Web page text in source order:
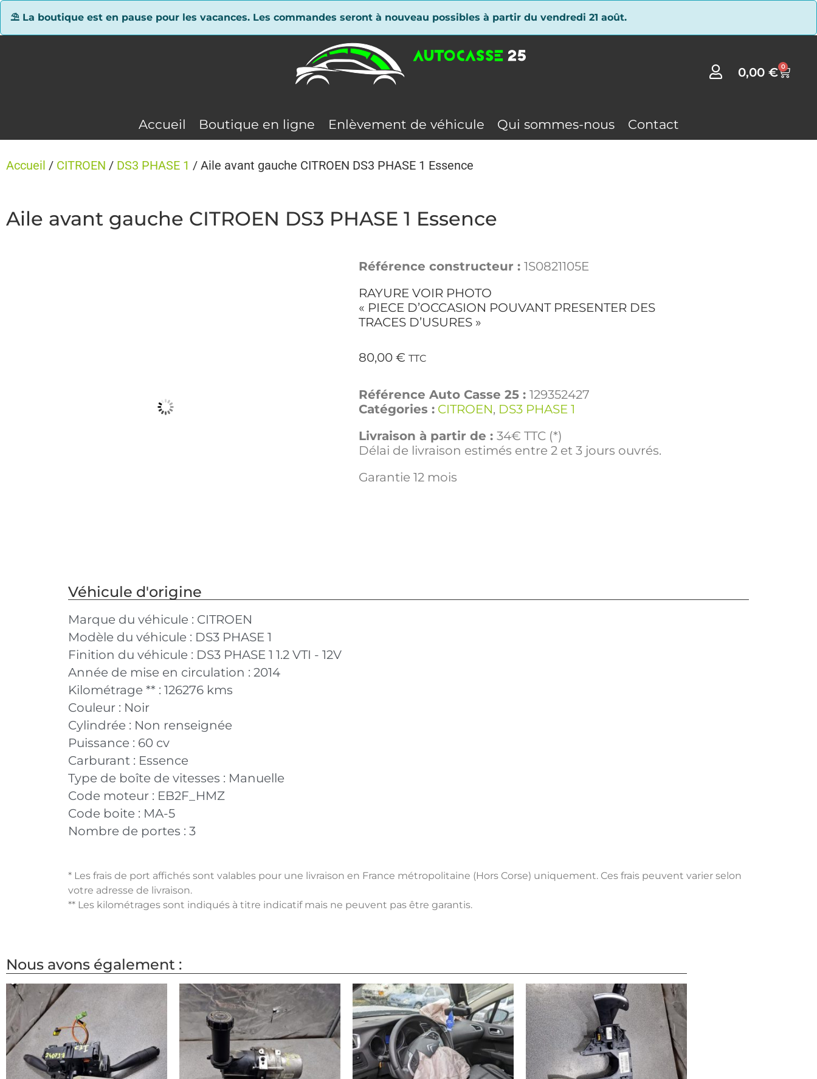
⛱ La boutique est en pause pour les vacances. Les commandes seront à nouveau possibles à partir du vendredi 21 août.
0,00€ 0
Accueil Boutique en ligne Enlèvement de véhicule Qui sommes-nous Contact
Accueil / CITROEN / DS3 PHASE 1 / Aile avant gauche CITROEN DS3 PHASE 1 Essence
Aile avant gauche CITROEN DS3 PHASE 1 Essence
Référence constructeur : 1S0821105E
RAYURE VOIR PHOTO
« PIECE D’OCCASION POUVANT PRESENTER DES
TRACES D’USURES »
80,00 € TTC
Référence Auto Casse 25 : 129352427
Catégories : CITROEN, DS3 PHASE 1
Livraison à partir de : 34€ TTC (*)
Délai de livraison estimés entre 2 et 3 jours ouvrés.
Garantie 12 mois
Véhicule d'origine
Marque du véhicule : CITROEN
Modèle du véhicule : DS3 PHASE 1
Finition du véhicule : DS3 PHASE 1 1.2 VTI - 12V
Année de mise en circulation : 2014
Kilométrage ** : 126276 kms
Couleur : Noir
Cylindrée : Non renseignée
Puissance : 60 cv
Carburant : Essence
Type de boîte de vitesses : Manuelle
Code moteur : EB2F_HMZ
Code boite : MA-5
Nombre de portes : 3
* Les frais de port affichés sont valables pour une livraison en France métropolitaine (Hors Corse) uniquement. Ces frais peuvent varier selon
votre adresse de livraison.
** Les kilométrages sont indiqués à titre indicatif mais ne peuvent pas être garantis.
Nous avons également :
Panneau de gestion des cookies